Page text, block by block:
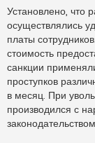
Установлено, что
осуществлялись
платы
стоимость
санкции
проступков
в месяц. При
производился с